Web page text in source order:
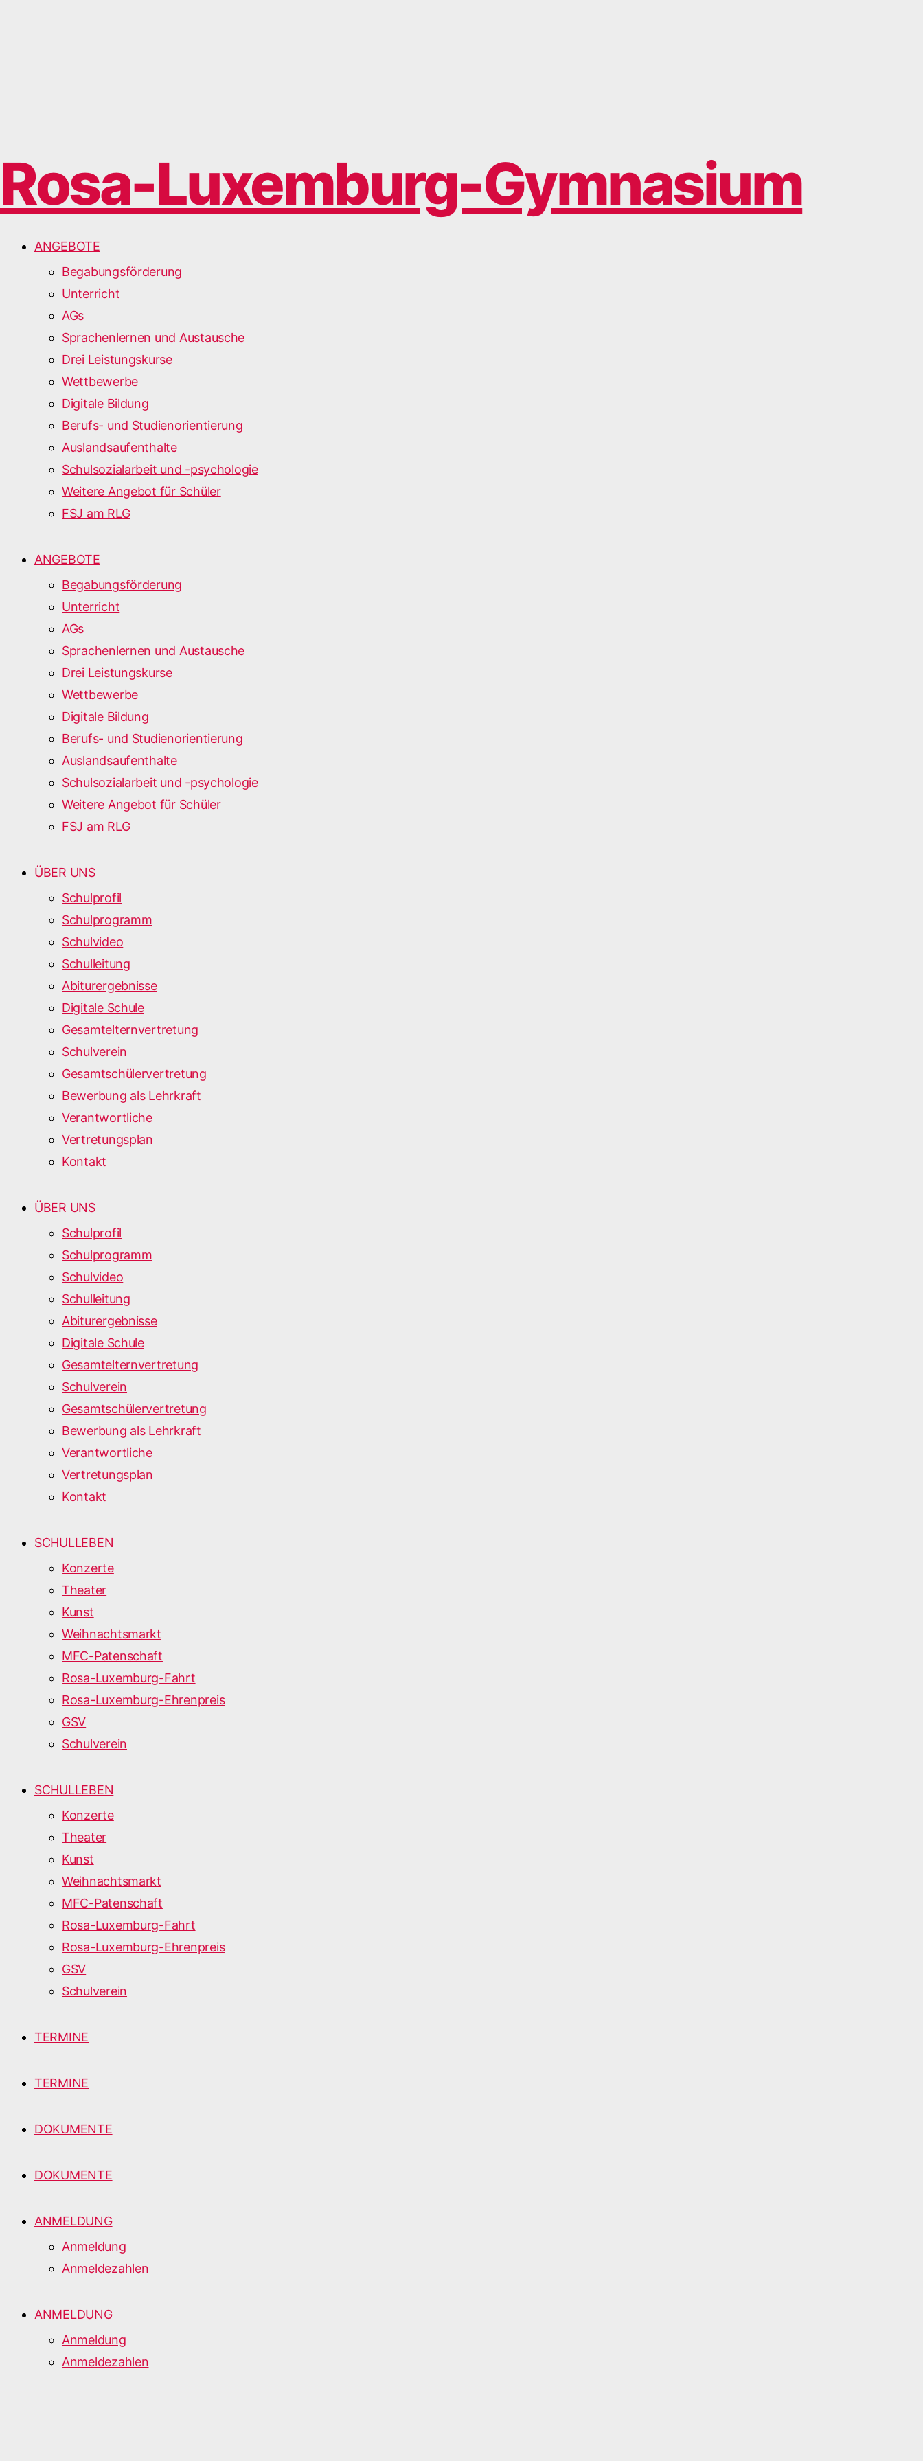
Rosa-Luxemburg-Gymnasium
ANGEBOTE
Begabungsförderung
Unterricht
AGs
Sprachenlernen und Austausche
Drei Leistungskurse
Wettbewerbe
Digitale Bildung
Berufs- und Studienorientierung
Auslandsaufenthalte
Schulsozialarbeit und -psychologie
Weitere Angebot für Schüler
FSJ am RLG
ANGEBOTE
Begabungsförderung
Unterricht
AGs
Sprachenlernen und Austausche
Drei Leistungskurse
Wettbewerbe
Digitale Bildung
Berufs- und Studienorientierung
Auslandsaufenthalte
Schulsozialarbeit und -psychologie
Weitere Angebot für Schüler
FSJ am RLG
ÜBER UNS
Schulprofil
Schulprogramm
Schulvideo
Schulleitung
Abiturergebnisse
Digitale Schule
Gesamtelternvertretung
Schulverein
Gesamtschülervertretung
Bewerbung als Lehrkraft
Verantwortliche
Vertretungsplan
Kontakt
ÜBER UNS
Schulprofil
Schulprogramm
Schulvideo
Schulleitung
Abiturergebnisse
Digitale Schule
Gesamtelternvertretung
Schulverein
Gesamtschülervertretung
Bewerbung als Lehrkraft
Verantwortliche
Vertretungsplan
Kontakt
SCHULLEBEN
Konzerte
Theater
Kunst
Weihnachtsmarkt
MFC-Patenschaft
Rosa-Luxemburg-Fahrt
Rosa-Luxemburg-Ehrenpreis
GSV
Schulverein
SCHULLEBEN
Konzerte
Theater
Kunst
Weihnachtsmarkt
MFC-Patenschaft
Rosa-Luxemburg-Fahrt
Rosa-Luxemburg-Ehrenpreis
GSV
Schulverein
TERMINE
TERMINE
DOKUMENTE
DOKUMENTE
ANMELDUNG
Anmeldung
Anmeldezahlen
ANMELDUNG
Anmeldung
Anmeldezahlen